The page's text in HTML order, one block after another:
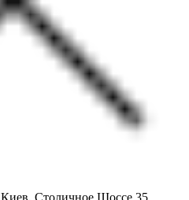
Киев, Столичное Шоссе 35